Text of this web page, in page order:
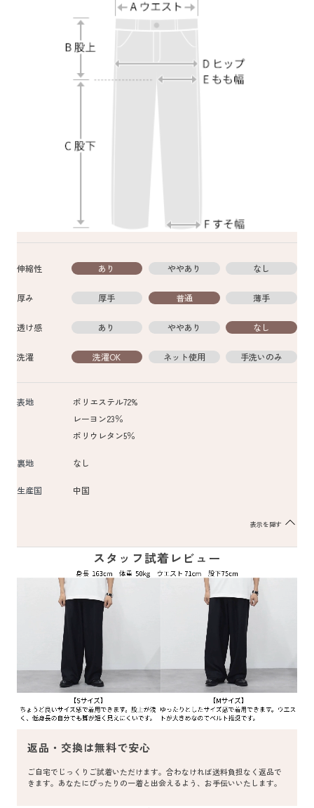
伸縮性 あり ややあり なし
厚み 厚手 普通 薄手
透け感 あり ややあり なし
洗濯 洗濯OK ネット使用 手洗いのみ
表地
ポリエステル72%
レーヨン23％
ポリウレタン5％
裏地 なし
生産国 中国
表示を隠す
スタッフ試着レビュー
返品・交換は無料で安心
ご自宅でじっくりご試着いただけます。合わなければ送料負担なく返品で
きます。あなたにぴったりの一着と出会えるよう、お手伝いいたします。